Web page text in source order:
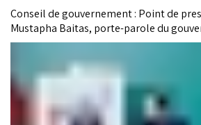
Conseil de gouvernement : Point de
Mustapha Baitas, porte-parole du